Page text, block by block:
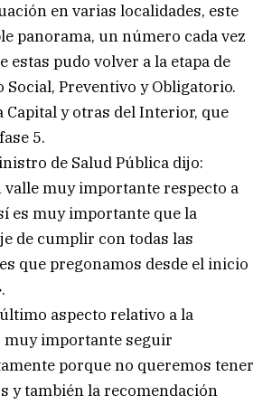
en varias localidades, este
panorama, un número cada vez
estas pudo volver a la etapa de
Preventivo y Obligatorio.
Capital y otras del Interior, que
5.
de Salud Pública dijo:
valle muy importante respecto a
es muy importante que la
de cumplir con todas las
que pregonamos desde el inicio
aspecto relativo a la
muy importante seguir
porque no queremos tener
y también la recomendación